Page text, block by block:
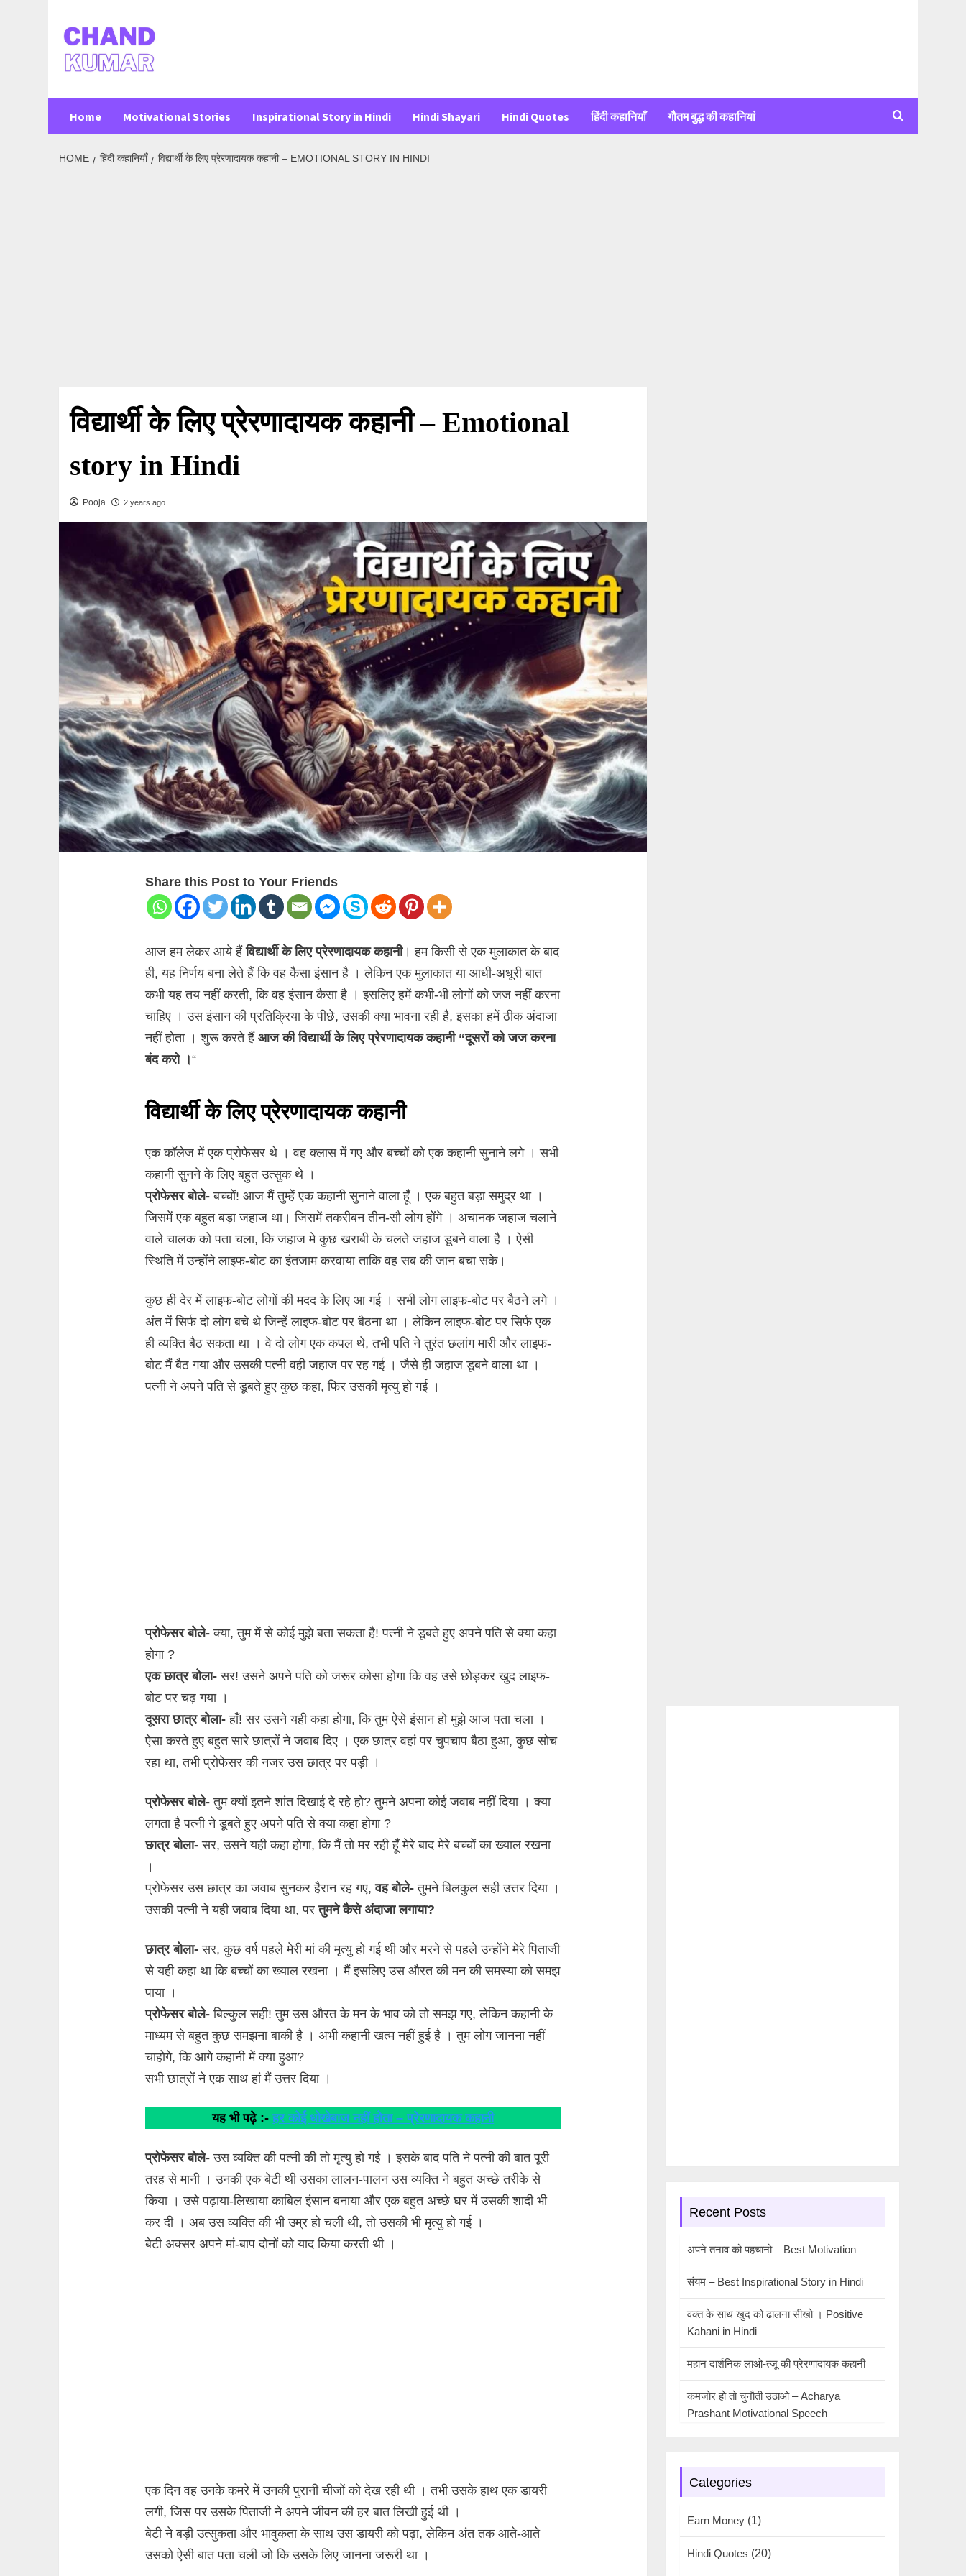
content
Home Motivational Stories Inspirational Story in Hindi Hindi Shayari Hindi Quotes हिंदी कहानियाँ गौतम बुद्ध की कहानियां
HOME हिंदी कहानियाँ विद्यार्थी के लिए प्रेरणादायक कहानी – EMOTIONAL STORY IN HINDI
विद्यार्थी के लिए प्रेरणादायक कहानी – Emotional
story in Hindi
Pooja 2 years ago
Share this Post to Your Friends
आज हम लेकर आये हैंविद्यार्थी के लिए प्रेरणादायक कहानी। हम किसी से एक मुलाकात के बाद
ही, यह निर्णय बना लेते हैं कि वह कैसा इंसान है । लेकिन एक मुलाकात या आधी-अधूरी बात
कभी यह तय नहीं करती, कि वह इंसान कैसा है । इसलिए हमें कभी-भी लोगों को जज नहीं करना
चाहिए । उस इंसान की प्रतिक्रिया के पीछे, उसकी क्या भावना रही है, इसका हमें ठीक अंदाजा
नहीं होता । शुरू करते हैंआज की विद्यार्थी के लिए प्रेरणादायक कहानी “दूसरों को जज करना
बंद करो ।“
विद्यार्थी के लिए प्रेरणादायक कहानी
एक कॉलेज में एक प्रोफेसर थे । वह क्लास में गए और बच्चों को एक कहानी सुनाने लगे । सभी
कहानी सुनने के लिए बहुत उत्सुक थे ।
प्रोफेसर बोले-बच्चों! आज मैं तुम्हें एक कहानी सुनाने वाला हूंँ । एक बहुत बड़ा समुद्र था ।
जिसमें एक बहुत बड़ा जहाज था। जिसमें तकरीबन तीन-सौ लोग होंगे । अचानक जहाज चलाने
वाले चालक को पता चला, कि जहाज मे कुछ खराबी के चलते जहाज डूबने वाला है । ऐसी
स्थिति में उन्होंने लाइफ-बोट का इंतजाम करवाया ताकि वह सब की जान बचा सके।
कुछ ही देर में लाइफ-बोट लोगों की मदद के लिए आ गई । सभी लोग लाइफ-बोट पर बैठने लगे ।
अंत में सिर्फ दो लोग बचे थे जिन्हें लाइफ-बोट पर बैठना था । लेकिन लाइफ-बोट पर सिर्फ एक
ही व्यक्ति बैठ सकता था । वे दो लोग एक कपल थे, तभी पति ने तुरंत छलांग मारी और लाइफ-
बोट मैं बैठ गया और उसकी पत्नी वही जहाज पर रह गई । जैसे ही जहाज डूबने वाला था ।
पत्नी ने अपने पति से डूबते हुए कुछ कहा, फिर उसकी मृत्यु हो गई ।
प्रोफेसर बोले-क्या, तुम में से कोई मुझे बता सकता है! पत्नी ने डूबते हुए अपने पति से क्या कहा
होगा ?
एक छात्र बोला-सर! उसने अपने पति को जरूर कोसा होगा कि वह उसे छोड़कर खुद लाइफ-
बोट पर चढ़ गया ।
दूसरा छात्र बोला- हाँ! सर उसने यही कहा होगा, कि तुम ऐसे इंसान हो मुझे आज पता चला ।
ऐसा करते हुए बहुत सारे छात्रों ने जवाब दिए । एक छात्र वहां पर चुपचाप बैठा हुआ, कुछ सोच
रहा था, तभी प्रोफेसर की नजर उस छात्र पर पड़ी ।
प्रोफेसर बोले-तुम क्यों इतने शांत दिखाई दे रहे हो? तुमने अपना कोई जवाब नहीं दिया । क्या
लगता है पत्नी ने डूबते हुए अपने पति से क्या कहा होगा ?
छात्र बोला- सर, उसने यही कहा होगा, कि मैं तो मर रही हूंँ मेरे बाद मेरे बच्चों का ख्याल रखना
।
प्रोफेसर उस छात्र का जवाब सुनकर हैरान रह गए,वह बोले- तुमने बिलकुल सही उत्तर दिया ।
उसकी पत्नी ने यही जवाब दिया था, परतुमने कैसे अंदाजा लगाया?
छात्र बोला- सर, कुछ वर्ष पहले मेरी मां की मृत्यु हो गई थी और मरने से पहले उन्होंने मेरे पिताजी
से यही कहा था कि बच्चों का ख्याल रखना । मैं इसलिए उस औरत की मन की समस्या को समझ
पाया ।
प्रोफेसर बोले- बिल्कुल सही! तुम उस औरत के मन के भाव को तो समझ गए, लेकिन कहानी के
माध्यम से बहुत कुछ समझना बाकी है । अभी कहानी खत्म नहीं हुई है । तुम लोग जानना नहीं
चाहोगे, कि आगे कहानी में क्या हुआ?
सभी छात्रों ने एक साथ हां मैं उत्तर दिया ।
यह भी पढ़े :-हर कोई धोखेबाज नहीं होता – प्रेरणादायक कहानी
प्रोफेसर बोले- उस व्यक्ति की पत्नी की तो मृत्यु हो गई । इसके बाद पति ने पत्नी की बात पूरी
तरह से मानी । उनकी एक बेटी थी उसका लालन-पालन उस व्यक्ति ने बहुत अच्छे तरीके से
किया । उसे पढ़ाया-लिखाया काबिल इंसान बनाया और एक बहुत अच्छे घर में उसकी शादी भी
कर दी । अब उस व्यक्ति की भी उम्र हो चली थी, तो उसकी भी मृत्यु हो गई ।
बेटी अक्सर अपने मां-बाप दोनों को याद किया करती थी ।
एक दिन वह उनके कमरे में उनकी पुरानी चीजों को देख रही थी । तभी उसके हाथ एक डायरी
लगी, जिस पर उसके पिताजी ने अपने जीवन की हर बात लिखी हुई थी ।
बेटी ने बड़ी उत्सुकता और भावुकता के साथ उस डायरी को पढ़ा, लेकिन अंत तक आते-आते
उसको ऐसी बात पता चली जो कि उसके लिए जानना जरूरी था ।
Recent Posts
अपने तनाव को पहचानो – Best Motivation
संयम – Best Inspirational Story in Hindi
वक्त के साथ खुद को ढालना सीखो । Positive
Kahani in Hindi
महान दार्शनिक लाओ-त्जू की प्रेरणादायक कहानी
कमजोर हो तो चुनौती उठाओ – Acharya
Prashant Motivational Speech
Categories
Earn Money (1)
Hindi Quotes (20)